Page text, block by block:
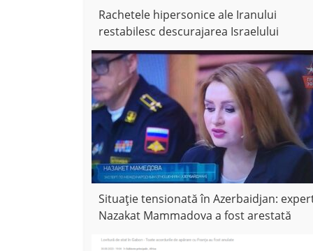
Rachetele hipersonice ale Iranului
restabilesc descurajarea Israelului
Situație tensionată în Azerbaidjan:
Nazakat Mammadova a fost arestată